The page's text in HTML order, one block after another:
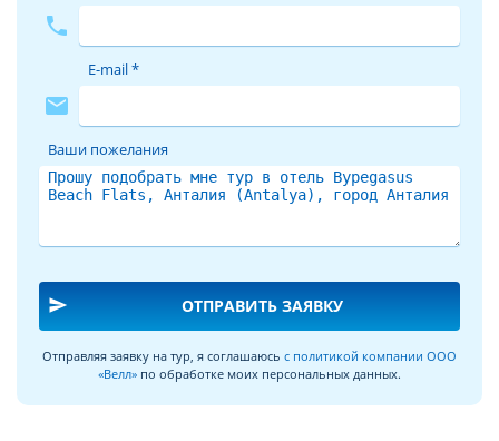
phone
mail
E-mail *
Ваши пожелания
send ОТПРАВИТЬ ЗАЯВКУ
Отправляя заявку на тур, я соглашаюсь с политикой компании ООО
«Велл» по обработке моих персональных данных.